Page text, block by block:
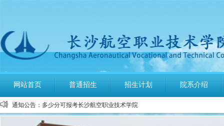
网站首页 普通招生 招生计划 院系介绍
通知公告：
公布2026年高考招生录取使用电话号码
长沙航空职业技术学院空中乘务、机场运行服务与管理报考须知
多少分可报考长沙航空职业技术学院
长沙航空职业技术学院2026年定向培养军士报考须知